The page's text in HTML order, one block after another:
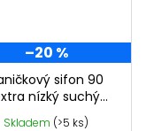
–20 %
sifon 90
nízký suchý
GE90EXN
Skladem (>5 ks)